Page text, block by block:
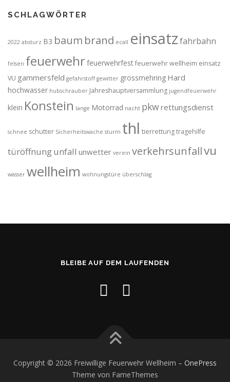
SCHLAGWÖRTER
2022 absturz B3 baum brand ecall einsatzfahrbahn
felsen feuerwehrfeuerwehrfest feuerwehr wellheim einsatz
VU gammersfeld gefahrstoff gewitter grossmehring Hard
hochwasser hubschrauber Jahreshauptversammlung jugendfeuerwehr
klein Konstein lange Motorrad nacht pkwrettungsdienst
schnee schutter Sicherheitswache sturm thl tierrettungtragehilfe
türöffnungunfall unwetter verein verkehrsunfallvu
wasser wellheim wohnungstüre überschlag
BLEIBE AUF DEM LAUFENDEN
Copyright © 2026 Freiwillige Feuerwehr Wellheim – OnePress
Theme von FameThemes